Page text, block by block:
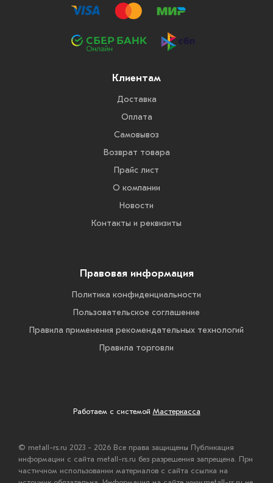
Клиентам
Доставка
Оплата
Самовывоз
Возврат товара
Прайс лист
О компании
Новости
Контакты и реквизиты
Правовая информация
Политика конфиденциальности
Пользовательское соглашение
Правила применения рекомендательных технологий
Правила торговли
Работаем с системой Мастеркасса
© metall-rs.ru 2023 - 2026 Все права защищены Публикация
информации с сайта metall-rs.ru без разрешения запрещена. При
частичном использовании материалов с сайта ссылка на